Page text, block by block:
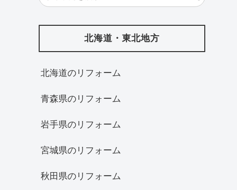
北海道・東北地方
北海道‎のリフォーム
青森県のリフォーム
岩手県のリフォーム
宮城県のリフォーム
秋田県のリフォーム